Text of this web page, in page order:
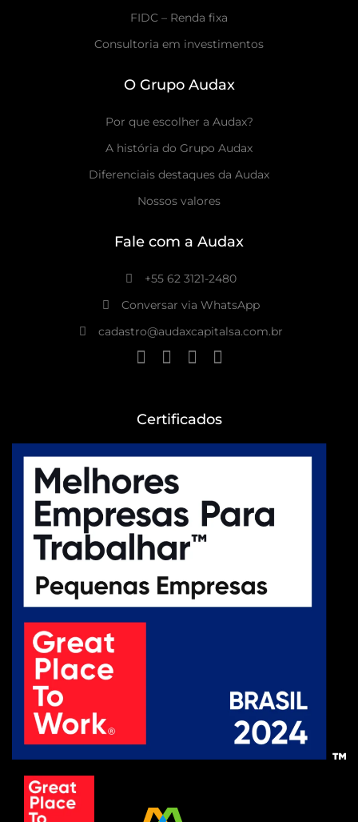
FIDC – Renda fixa
Consultoria em investimentos
O Grupo Audax
Por que escolher a Audax?
A história do Grupo Audax
Diferenciais destaques da Audax
Nossos valores
Fale com a Audax
+55 62 3121-2480
Conversar via WhatsApp
cadastro@audaxcapitalsa.com.br
Certificados